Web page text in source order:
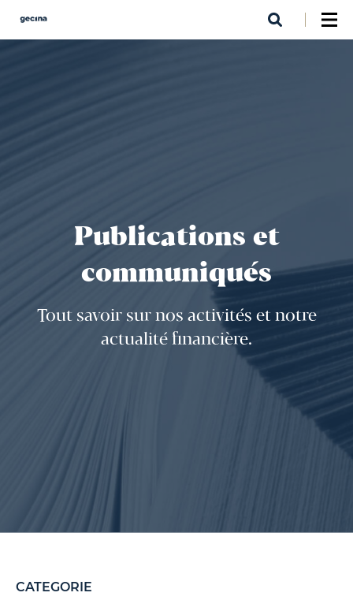
contenu
Publications et
communiqués
Tout savoir sur nos activités et notre
actualité financière.
CATEGORIE